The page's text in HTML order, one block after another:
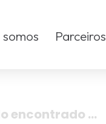
Parceiros
encontrado …